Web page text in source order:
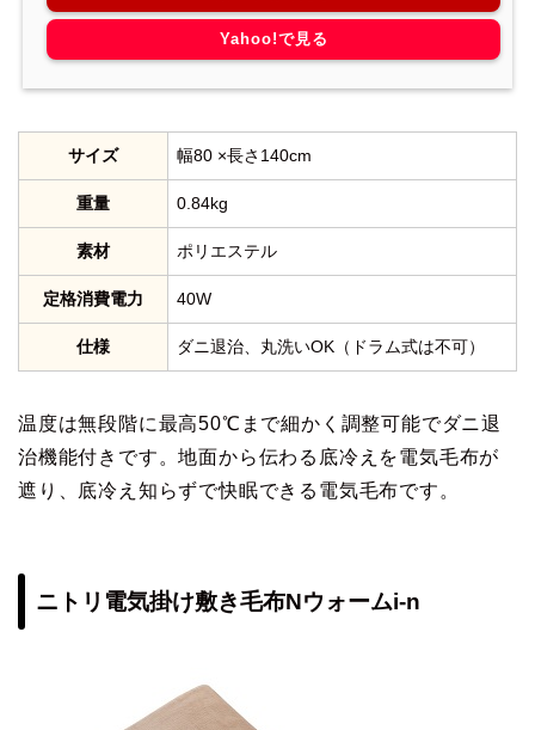
Yahoo!で見る
サイズ 幅80 ×長さ140cm
重量 0.84kg
素材 ポリエステル
定格消費電力 40W
仕様 ダニ退治、丸洗いOK（ドラム式は不可）
温度は無段階に最高50℃まで細かく調整可能でダニ退
治機能付きです。地面から伝わる底冷えを電気毛布が
遮り、底冷え知らずで快眠できる電気毛布です。
ニトリ電気掛け敷き毛布Nウォームi-n